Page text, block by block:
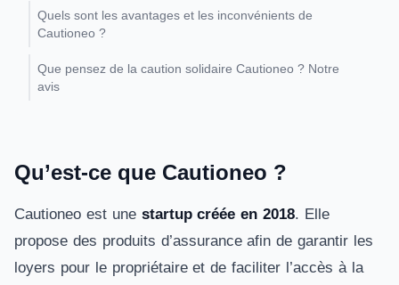
Quels sont les avantages et les inconvénients de
Cautioneo ?
Que pensez de la caution solidaire Cautioneo ? Notre
avis
Qu’est-ce que Cautioneo ?
Cautioneo est une startup créée en 2018. Elle
propose des produits d’assurance afin de garantir les
loyers pour le propriétaire et de faciliter l’accès à la